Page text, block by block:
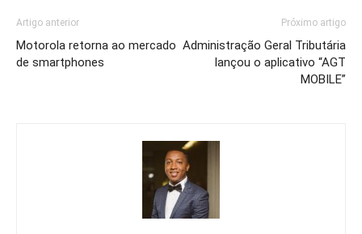
Artigo anterior
Motorola retorna ao mercado
de smartphones
Próximo artigo
Administração Geral Tributária
lançou o aplicativo “AGT
MOBILE”